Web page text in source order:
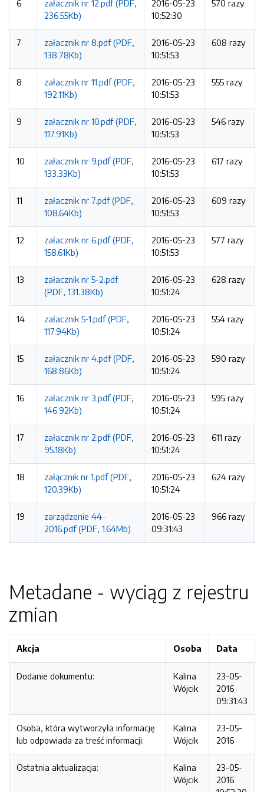
6
załacznik nr 12.pdf (PDF,
236.55Kb)
2016-05-23
10:52:30
570 razy
7
załacznik nr 8.pdf (PDF,
138.78Kb)
2016-05-23
10:51:53
608 razy
8
załacznik nr 11.pdf (PDF,
192.11Kb)
2016-05-23
10:51:53
555 razy
9
załacznik nr 10.pdf (PDF,
117.91Kb)
2016-05-23
10:51:53
546 razy
10
załacznik nr 9.pdf (PDF,
133.33Kb)
2016-05-23
10:51:53
617 razy
11
załacznik nr 7.pdf (PDF,
108.64Kb)
2016-05-23
10:51:53
609 razy
12
załacznik nr 6.pdf (PDF,
158.61Kb)
2016-05-23
10:51:53
577 razy
13
załacznik nr 5-2.pdf
(PDF, 131.38Kb)
2016-05-23
10:51:24
628 razy
14
załacznik 5-1.pdf (PDF,
117.94Kb)
2016-05-23
10:51:24
554 razy
15
załacznik nr 4.pdf (PDF,
168.86Kb)
2016-05-23
10:51:24
590 razy
16
załacznik nr 3.pdf (PDF,
146.92Kb)
2016-05-23
10:51:24
595 razy
17
załacznik nr 2.pdf (PDF,
95.18Kb)
2016-05-23
10:51:24
611 razy
18
załącznik nr 1.pdf (PDF,
120.39Kb)
2016-05-23
10:51:24
624 razy
19
zarządzenie 44-
2016.pdf (PDF, 1.64Mb)
2016-05-23
09:31:43
966 razy
Metadane - wyciąg z rejestru
zmian
Akcja Osoba Data
Dodanie dokumentu:
Kalina
Wójcik
23-05-
2016
09:31:43
Osoba, która wytworzyła informację
lub odpowiada za treść informacji:
Kalina
Wójcik
23-05-
2016
Ostatnia aktualizacja:
Kalina
Wójcik
23-05-
2016